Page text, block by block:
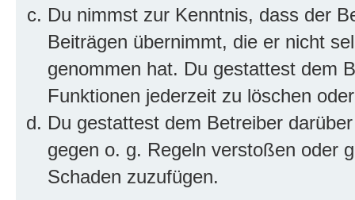
Du nimmst zur Kenntnis, dass der
Beiträgen übernimmt, die er nicht
genommen hat. Du gestattest dem
Funktionen jederzeit zu löschen
Du gestattest dem Betreiber
gegen o. g. Regeln verstoßen oder
Schaden zuzufügen.